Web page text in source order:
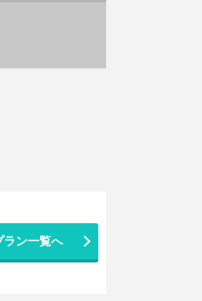
ラン一覧へ